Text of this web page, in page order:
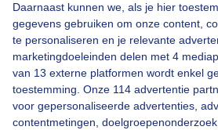
Daarnaast kunnen we, als je hier
gegevens gebruiken om onze content,
te personaliseren en je relevante
marketingdoeleinden delen met 4
van 13 externe platformen wordt enkel
toestemming. Onze 114 advertentie
voor gepersonaliseerde advertenties,
contentmetingen,
Over Buienradar